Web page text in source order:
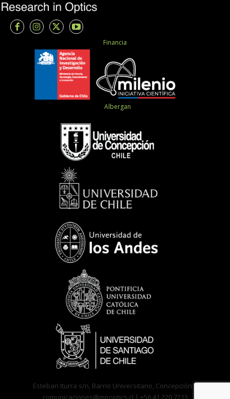
Financia
Albergan
Esteban Iturra s/n, Barrio Universitario, Concepción –
comunicaciones@miroptics.cl | +56 41 220 7213